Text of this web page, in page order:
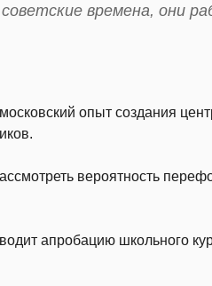
времена, они
опыт создания
вероятность
апробацию школьного